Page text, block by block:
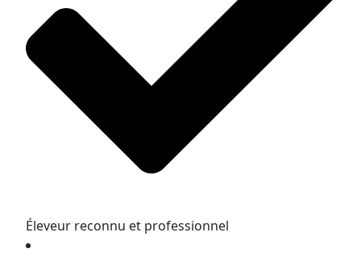
Éleveur reconnu et professionnel